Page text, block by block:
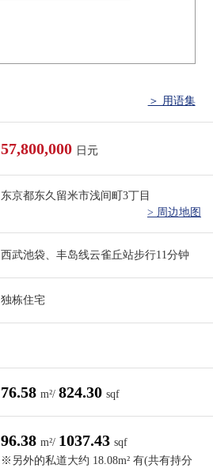
＞ 用语集
57,800,000 日元
东京都东久留米市浅间町3丁目
> 周边地图
西武池袋、丰岛线云雀丘站步行11分钟
独栋住宅
76.58 m²/ 824.30 sqf
96.38 m²/ 1037.43 sqf
※另外的私道大约 18.08m² 有(共有持分